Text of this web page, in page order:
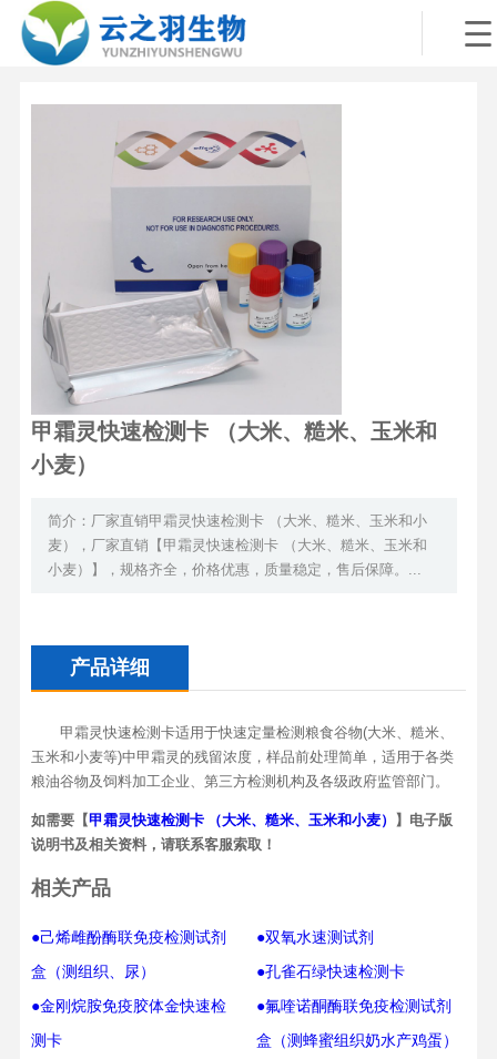
甲霜灵快速检测卡 （大米、糙米、玉米和
小麦）
简介：厂家直销甲霜灵快速检测卡 （大米、糙米、玉米和小
麦），厂家直销【甲霜灵快速检测卡 （大米、糙米、玉米和
小麦）】，规格齐全，价格优惠，质量稳定，售后保障。...
产品详细
甲霜灵快速检测卡适用于快速定量检测粮食谷物(大米、糙米、
玉米和小麦等)中甲霜灵的残留浓度，样品前处理简单，适用于各类
粮油谷物及饲料加工企业、第三方检测机构及各级政府监管部门。
如需要【甲霜灵快速检测卡 （大米、糙米、玉米和小麦）
】电子版
说明书及相关资料，请联系客服索取！
相关产品
●己烯雌酚酶联免疫检测试剂
盒（测组织、尿）
●金刚烷胺免疫胶体金快速检
测卡
●双氧水速测试剂
●孔雀石绿快速检测卡
●氟喹诺酮酶联免疫检测试剂
盒（测蜂蜜组织奶水产鸡蛋）